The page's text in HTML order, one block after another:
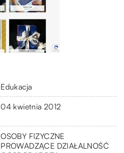
Edukacja
04 kwietnia 2012
OSOBY FIZYCZNE
PROWADZĄCE DZIAŁALNOŚĆ